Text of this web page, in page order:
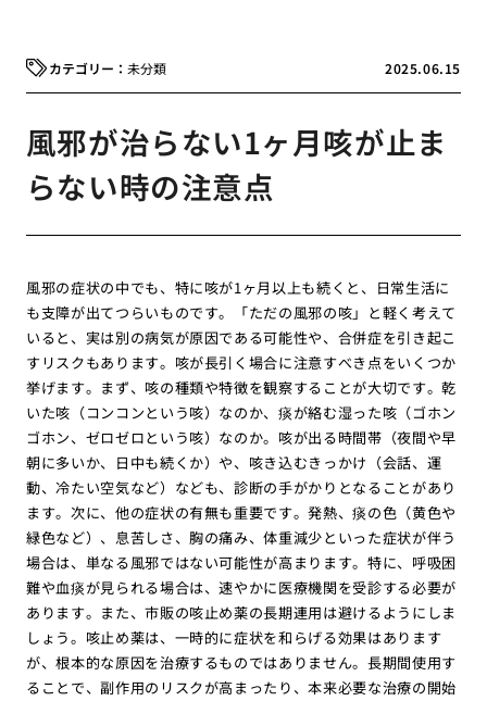
2025.06.15
未分類
風邪が治らない1ヶ月咳が止ま
らない時の注意点
風邪の症状の中でも、特に咳が1ヶ月以上も続くと、日常生活に
も支障が出てつらいものです。「ただの風邪の咳」と軽く考えて
いると、実は別の病気が原因である可能性や、合併症を引き起こ
すリスクもあります。咳が長引く場合に注意すべき点をいくつか
挙げます。まず、咳の種類や特徴を観察することが大切です。乾
いた咳（コンコンという咳）なのか、痰が絡む湿った咳（ゴホン
ゴホン、ゼロゼロという咳）なのか。咳が出る時間帯（夜間や早
朝に多いか、日中も続くか）や、咳き込むきっかけ（会話、運
動、冷たい空気など）なども、診断の手がかりとなることがあり
ます。次に、他の症状の有無も重要です。発熱、痰の色（黄色や
緑色など）、息苦しさ、胸の痛み、体重減少といった症状が伴う
場合は、単なる風邪ではない可能性が高まります。特に、呼吸困
難や血痰が見られる場合は、速やかに医療機関を受診する必要が
あります。また、市販の咳止め薬の長期連用は避けるようにしま
しょう。咳止め薬は、一時的に症状を和らげる効果はあります
が、根本的な原因を治療するものではありません。長期間使用す
ることで、副作用のリスクが高まったり、本来必要な治療の開始